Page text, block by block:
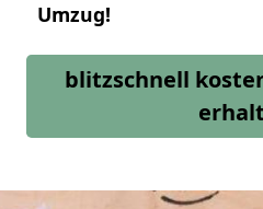
Umzug!
blitzschnell